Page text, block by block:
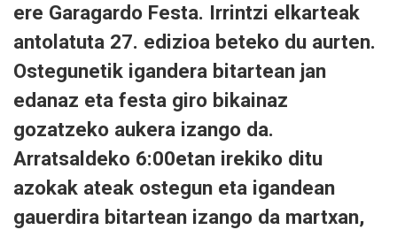
ere Garagardo Festa. Irrintzi elkarteak
antolatuta 27. edizioa beteko du aurten.
Ostegunetik igandera bitartean jan
edanaz eta festa giro bikainaz
gozatzeko aukera izango da.
Arratsaldeko 6:00etan irekiko ditu
azokak ateak ostegun eta igandean
gauerdira bitartean izango da martxan,